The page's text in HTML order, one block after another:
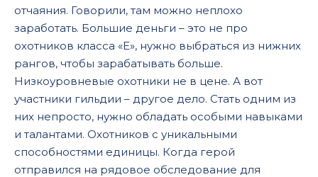
23
24
25
отчаяния. Говорили, там можно неплохо
заработать. Большие деньги – это не про
охотников класса «Е», нужно выбраться из нижних
рангов, чтобы зарабатывать больше.
Низкоуровневые охотники не в цене. А вот
участники гильдии – другое дело. Стать одним из
них непросто, нужно обладать особыми навыками
и талантами. Охотников с уникальными
способностями единицы. Когда герой
отправился на рядовое обследование для